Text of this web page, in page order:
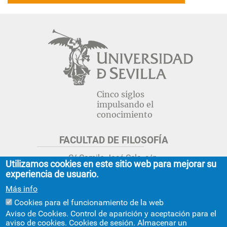
principal
Cinco siglos
impulsando el
conocimiento
FACULTAD DE FILOSOFÍA
C/ Camilo José Cela, s/n.
Sevilla 41018.
adminfil@us.es
+info
GRADO ESTUDIOS ASIA ORIENTAL
Utilizamos cookies en este sitio web para mejorar su
experiencia de usuario.
Más info
Cookies para el funcionamiento de la web
Aviso de Cookies. Control de aparición y aceptación para el
aviso de cookies. Cookies de sesión. Almacenar un